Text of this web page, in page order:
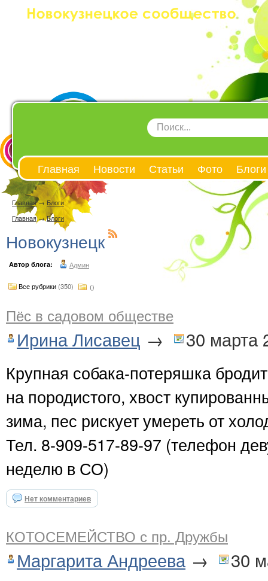
Главная Новости Статьи Фото Блоги
Главная→ Блоги
Главная→Блоги
Новокузнецк
Автор блога: Админ
Все рубрики (350) ()
Пёс в садовом обществе
Ирина Лисавец → 30 марта
Крупная собака-потеряшка
на породистого, хвост
зима, пес рискует умереть от
Тел. 8-909-517-89-97 (телефон
неделю в СО)
Нет комментариев
КОТОСЕМЕЙСТВО с пр. Дружбы
Маргарита Андреева → 30